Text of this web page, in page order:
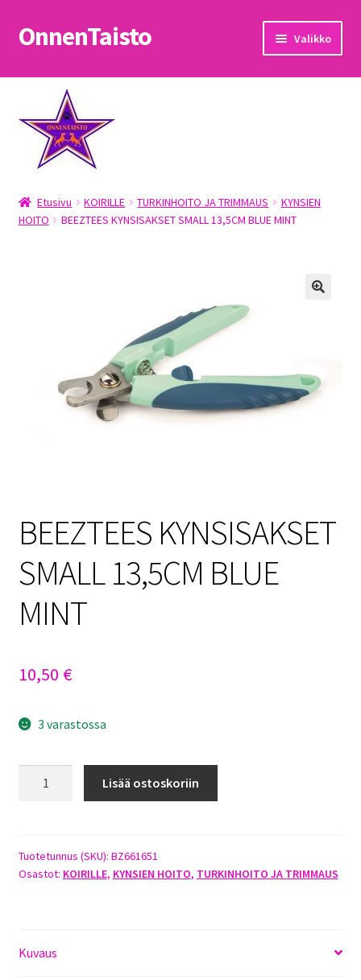
Siirry
navigointiin
Siirry
sisältöön
OnnenTaisto Valikko
Etusivu
Kassa
Oma tili
OnnenTaisto
Tietosuojaseloste
Etusivu KOIRILLE TURKINHOITO JA TRIMMAUS
KYNSIEN
HOITO
BEEZTEES KYNSISAKSET SMALL 13,5CM BLUE MINT
BEEZTEES KYNSISAKSET
SMALL 13,5CM BLUE
MINT
10,50 €
3 varastossa
BLUE
MINT
Lisää ostoskoriin
Tuotetunnus (SKU): BZ661651
Osastot: KOIRILLE, KYNSIEN HOITO, TURKINHOITO JA TRIMMAUS
Kuvaus